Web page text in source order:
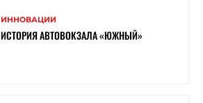
ИННОВАЦИИ
ИСТОРИЯ АВТОВОКЗАЛА «ЮЖНЫЙ»